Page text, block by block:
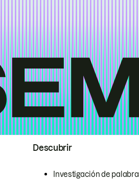
Descubrir
Investigación de